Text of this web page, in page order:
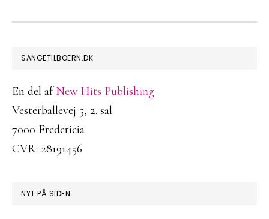
FOOTER
SANGETILBOERN.DK
En del afNew Hits Publishing
Vesterballevej 5, 2. sal
7000 Fredericia
CVR: 28191456
NYT PÅ SIDEN